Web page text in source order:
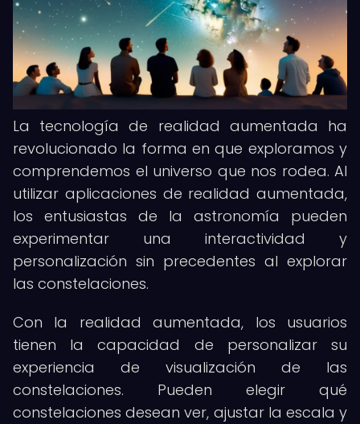
La tecnología de realidad aumentada ha
revolucionado la forma en que exploramos y
comprendemos el universo que nos rodea. Al
utilizar aplicaciones de realidad aumentada,
los entusiastas de la astronomía pueden
experimentar una interactividad y
personalización sin precedentes al explorar
las constelaciones.
Con la realidad aumentada, los usuarios
tienen la capacidad de personalizar su
experiencia de visualización de las
constelaciones. Pueden elegir qué
constelaciones desean ver, ajustar la escala y